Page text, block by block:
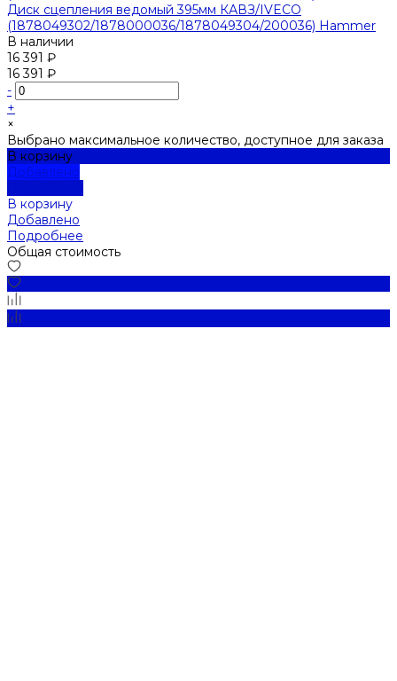
Диск сцепления ведомый 395мм КАВЗ/IVECO
(1878049302/1878000036/1878049304/200036) Hammer
В наличии
16 391 ₽
16 391 ₽
-
+
×
Выбрано максимальное количество, доступное для заказа
В корзину
Добавлено
В корзину
Добавлено
Подробнее
Общая стоимость